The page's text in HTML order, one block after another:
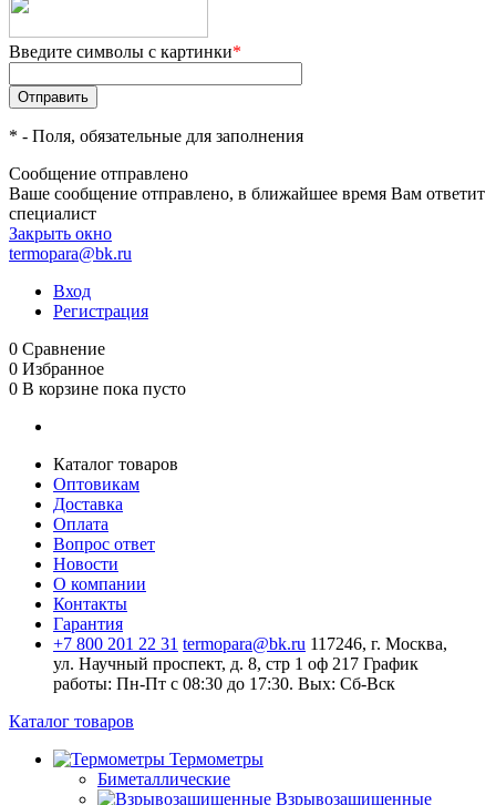
Введите символы с картинки*
* - Поля, обязательные для заполнения
Сообщение отправлено
Ваше сообщение отправлено, в ближайшее время Вам ответит
специалист
Закрыть окно
termopara@bk.ru
Вход
Регистрация
0 Сравнение
0 Избранное
0 В корзине пока пусто
Каталог товаров
Оптовикам
Доставка
Оплата
Вопрос ответ
Новости
О компании
Контакты
Гарантия
+7 800 201 22 31 termopara@bk.ru 117246, г. Москва,
ул. Научный проспект, д. 8, стр 1 оф 217 График
работы: Пн‑Пт с 08:30 до 17:30. Вых: Сб‑Вск
Каталог товаров
Термометры
Биметаллические
Взрывозащищенные